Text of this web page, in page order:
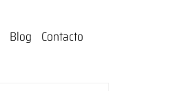
Blog Contacto